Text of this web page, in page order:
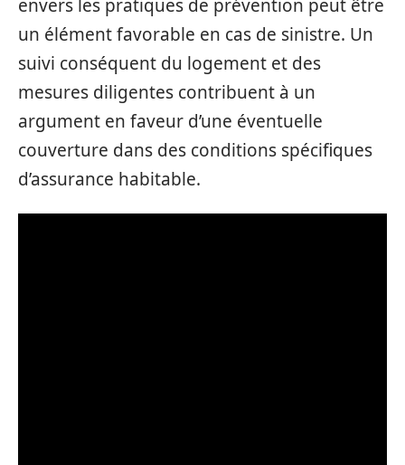
envers les pratiques de prévention peut être
un élément favorable en cas de sinistre. Un
suivi conséquent du logement et des
mesures diligentes contribuent à un
argument en faveur d’une éventuelle
couverture dans des conditions spécifiques
d’assurance habitable.